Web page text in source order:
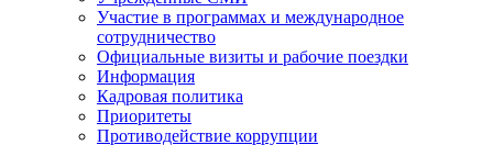
Участие в программах и международное
сотрудничество
Официальные визиты и рабочие поездки
Информация
Кадровая политика
Приоритеты
Противодействие коррупции